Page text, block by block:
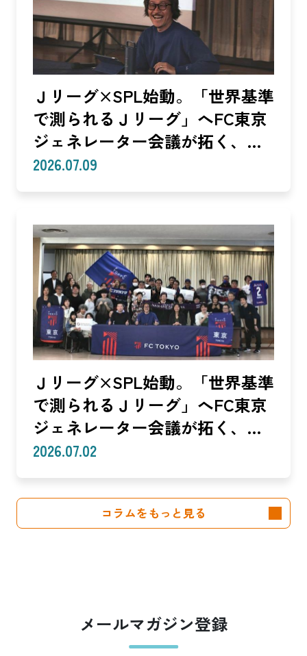
Ｊリーグ×SPL始動。「世界基準
で測られるＪリーグ」へFC東京
ジェネレーター会議が拓く、
「社会価値」を投資言語に変え
クラブは「社会実装」のハブへ
—（Splat Inc. 横井良昭）【後
編】
2026.07.09
Ｊリーグ×SPL始動。「世界基準
で測られるＪリーグ」へFC東京
ジェネレーター会議が拓く、
「社会価値」を投資言語に変え
話」を「説明できる成果」に。
クラブは「社会実装」のハブへ
2026.07.02
コラムをもっと見る
メールマガジン登録